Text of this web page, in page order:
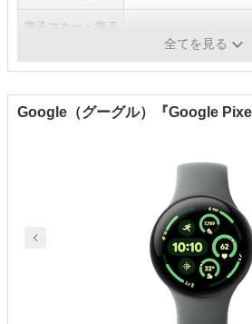
電子マネー・電子
ApplePay、Suicaなど
全てを見る
Google（グーグル）『Google